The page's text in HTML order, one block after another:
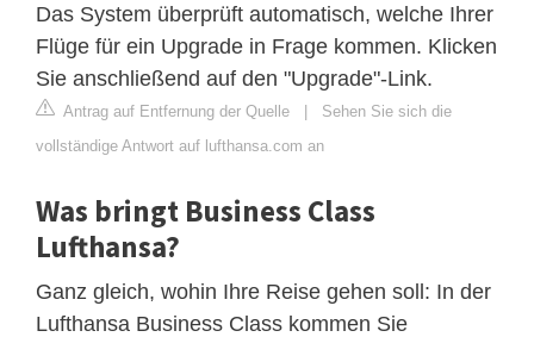
Das System überprüft automatisch, welche Ihrer
Flüge für ein Upgrade in Frage kommen. Klicken
Sie anschließend auf den "Upgrade"-Link.
Antrag auf Entfernung der Quelle | Sehen Sie sich die
vollständige Antwort auf lufthansa.com an
Was bringt Business Class
Lufthansa?
Ganz gleich, wohin Ihre Reise gehen soll: In der
Lufthansa Business Class kommen Sie